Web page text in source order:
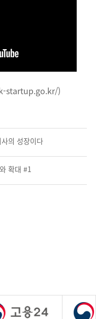
startup.go.kr/)
의 성장이다
확대 #1